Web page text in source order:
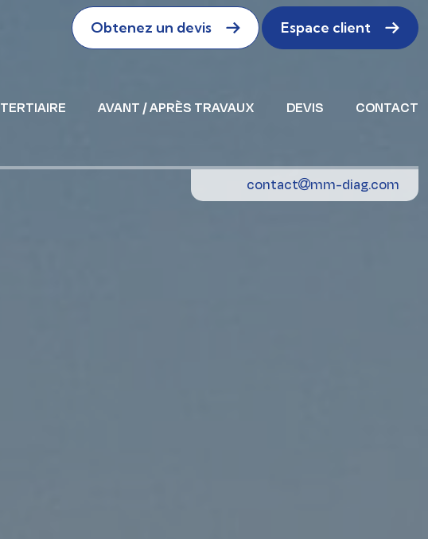
Obtenez un devis Espace client
TERTIAIRE AVANT / APRÈS TRAVAUX DEVIS CONTACT
contact mm-diag.com